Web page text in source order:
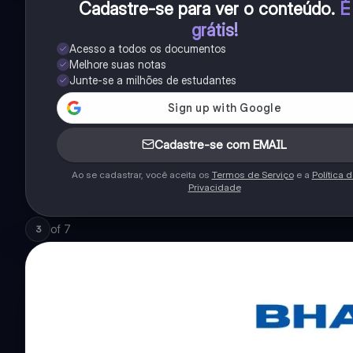
Cadastre-se para ver o conteúdo. É
grátis!
Acesso a todos os documentos
Melhore suas notas
Junte-se a milhões de estudantes
Cadastre-se com EMAIL
Ao se cadastrar, você aceita os Termos de Serviçoe a Política
Privacidade
3 of 7